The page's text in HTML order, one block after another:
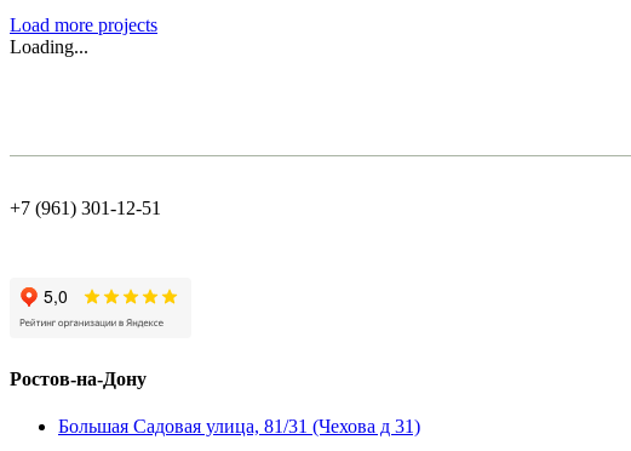
Load more projects
Loading...
+7 (961) 301-12-51
Ростов-на-Дону
Большая Садовая улица, 81/31 (Чехова д 31)